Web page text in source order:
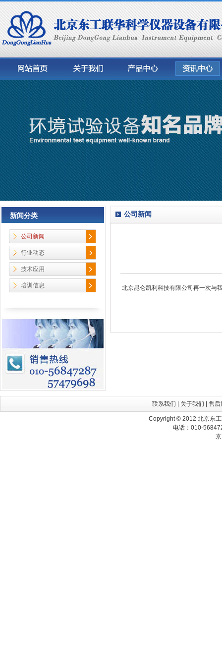
新闻分类
公司新闻
行业动态
技术应用
培训信息
公司新闻
北京昆仑凯利科技有限公司再一次与
联系我们 关于我们 售后
Copyright © 2012 北京东
电话：010-